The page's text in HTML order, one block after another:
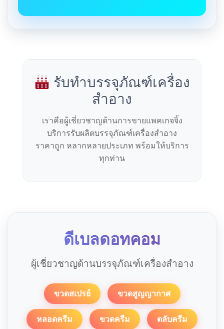
รับทำบรรจุภัณฑ์เครื่อง
สำอาง
เราคือผู้เชี่ยวชาญด้านการขายแพคเกจจิ้ง
บริการรับผลิตบรรจุภัณฑ์เครื่องสำอาง
ราคาถูก หลากหลายประเภท พร้อมให้บริการ
ทุกท่าน
ดีเบลดอทคอม
ผู้เชี่ยวชาญด้านบรรจุภัณฑ์เครื่องสำอาง
ขวดสเปรย์ ขวดสูญญากาศ
หลอดครีม ขวดครีม ตลับครีม